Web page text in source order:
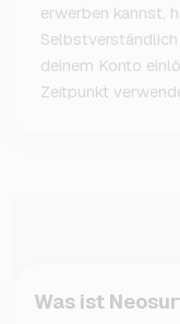
erwerben kannst,
deinem Konto
Zeitpunkt
Was ist